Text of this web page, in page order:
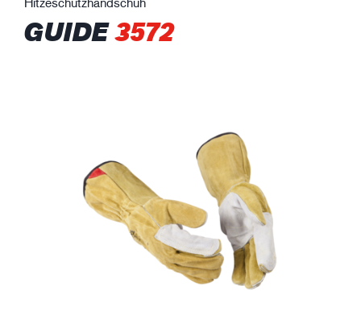
GUIDE3572